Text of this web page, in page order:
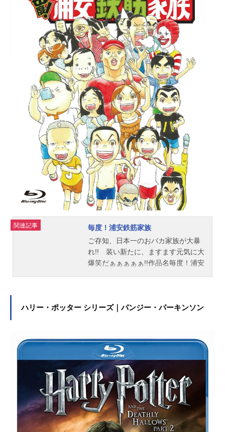
にどっぷりとつかり始める中、とん
かつ屋とDJの共通点を発見し…!?作
品名とんかつDJアゲ太郎放送形態TV
アニメスケジュール2016年4月10日
（日）～2016年6月26日（日）TOKY
OMXほか話数全12話キャスト勝又揚
太郎：山下大輝勝又揚作：石井康嗣D
Jオイリー：藤原啓治忍堀修吾：津田
健次郎溝黒五郎：松山鷹志服部苑
子：M・A・ODJビッグマスターフラ
イ：茶風林イー・ドンミョン：森嶋
秀太天野さとみ：山崎エリイ唐沢シ
オリ：木戸衣吹六ツ又池之輔：木村
昴スタッフ原作：イーピャオ・小山
ゆうじろう（「少年ジャンプ+」連載
中）監督：大地丙太郎音楽：藤原大
輔（MU-STARS/MU-STARGROUP）
アニメーション制作：スタジオディ
ーン公開開始年＆季節2016春アニメ
(C)イーピャオ・小山ゆうじろう／集
英社・とんかつDJ製作委員会『とん
かつDJア...
関連記事
毎度！浦安鉄筋家族
ご存知、日本一のおバカ家族が大暴
れ!! 装い新たに、ますます元気に大
爆笑だぁぁぁぁぁ!!作品名毎度！浦安
（日）TOKYOMXほか話数全24話キ
加那子大沢木桜：橘田いずみスタッ
フ原作：浜岡賢次（秋田書店：週刊
少年チャンピオン連載中）監督：大
地丙太郎音響制作：ダックスプロダ
クションアニメーション制作：スタ
ジオディーン製作：はなくそ一発主
題歌OP1：「鋼の街」冠徹弥OP2：
「鋼の街アイドルver」キャンディボ
イス公開開始年＆季節2014夏アニメ
ハリー・ポッター シリーズ｜パンジー・パーキンソン